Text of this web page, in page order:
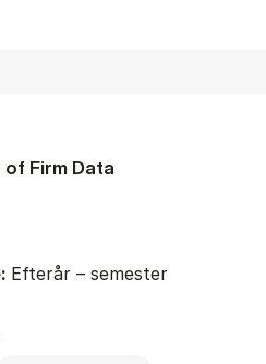
Firm Data
Efterår – semester